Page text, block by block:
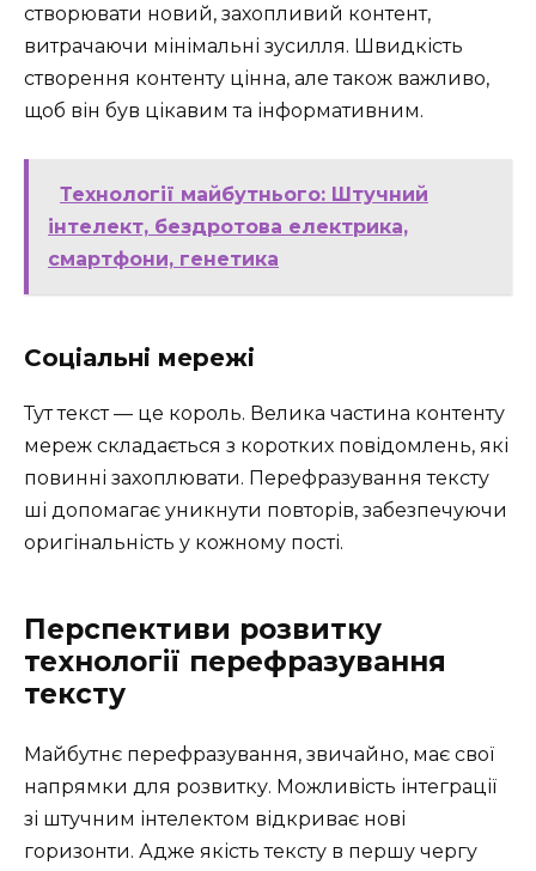
створювати новий, захопливий контент,
витрачаючи мінімальні зусилля. Швидкість
створення контенту цінна, але також важливо,
щоб він був цікавим та інформативним.
Технології майбутнього: Штучний
інтелект, бездротова електрика,
смартфони, генетика
Соціальні мережі
Тут текст — це король. Велика частина контенту
мереж складається з коротких повідомлень, які
повинні захоплювати. Перефразування тексту
ші допомагає уникнути повторів, забезпечуючи
оригінальність у кожному пості.
Перспективи розвитку
технології перефразування
тексту
Майбутнє перефразування, звичайно, має свої
напрямки для розвитку. Можливість інтеграції
зі штучним інтелектом відкриває нові
горизонти. Адже якість тексту в першу чергу